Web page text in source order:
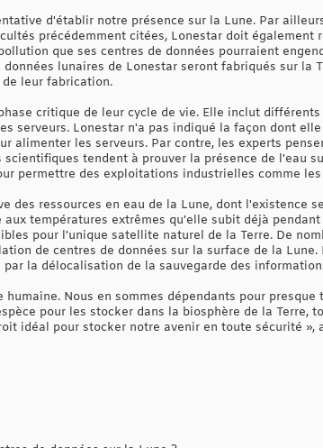
d'établir notre présence sur la Lune. Par
précédemment citées, Lonestar doit également
que ses centres de données pourraient
lunaires de Lonestar seront fabriqués sur la
leur fabrication.
critique de leur cycle de vie. Elle inclut
serveurs. Lonestar n'a pas indiqué la façon dont
alimenter les serveurs. Par contre, les experts
tendent à prouver la présence de l'eau
permettre des exploitations industrielles comme
des ressources en eau de la Lune, dont l'existence
températures extrêmes qu'elle subit déjà
pour l'unique satellite naturel de la Terre. De
de centres de données sur la surface de la
la délocalisation de la sauvegarde des
Nous en sommes dépendants pour presque
pour les stocker dans la biosphère de la Terre,
idéal pour stocker notre avenir en toute sécurité »,